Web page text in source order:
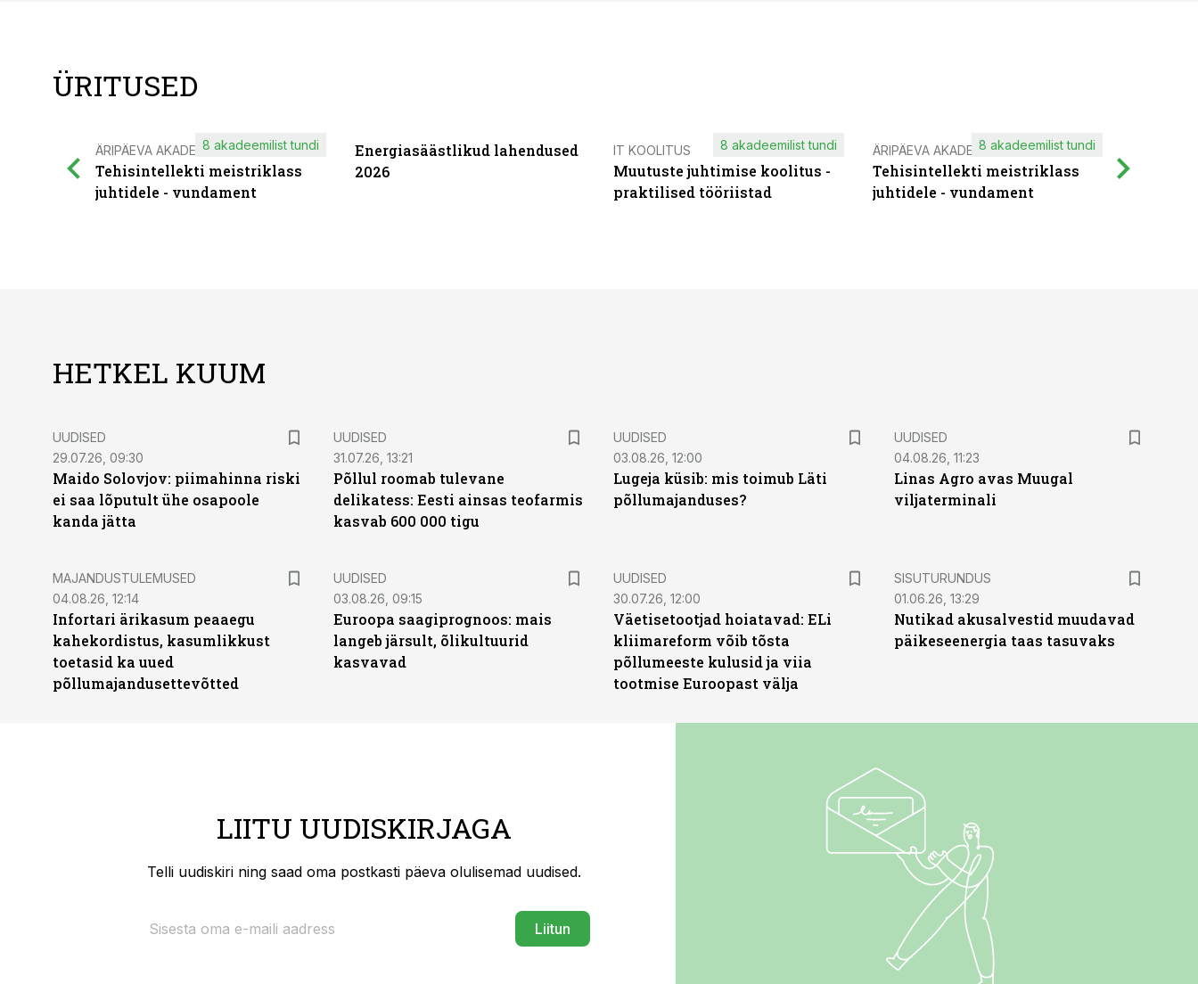
ÜRITUSED
ÄRIPÄEVA AKADEEMIA
Tehisintellekti meistriklass
juhtidele - vundament
8 akadeemilist tundi
Energiasäästlikud lahendused
2026
IT KOOLITUS
Muutuste juhtimise koolitus -
praktilised tööriistad
8 akadeemilist tundi ÄRIPÄEVA AKADEEMIA
Tehisintellekti meistriklass
juhtidele - vundament
8 akadeemilist tundi
HETKEL KUUM
UUDISED
29.07.26, 09:30
Maido Solovjov: piimahinna riski
ei saa lõputult ühe osapoole
kanda jätta
UUDISED
31.07.26, 13:21
Põllul roomab tulevane
delikatess: Eesti ainsas teofarmis
kasvab 600 000 tigu
UUDISED
03.08.26, 12:00
Lugeja küsib: mis toimub Läti
põllumajanduses?
UUDISED
04.08.26, 11:23
Linas Agro avas Muugal
viljaterminali
MAJANDUSTULEMUSED
04.08.26, 12:14
Infortari ärikasum peaaegu
kahekordistus, kasumlikkust
toetasid ka uued
põllumajandusettevõtted
UUDISED
03.08.26, 09:15
Euroopa saagiprognoos: mais
langeb järsult, õlikultuurid
kasvavad
UUDISED
30.07.26, 12:00
Väetisetootjad hoiatavad: ELi
kliimareform võib tõsta
põllumeeste kulusid ja viia
tootmise Euroopast välja
ST
SISUTURUNDUS
01.06.26, 13:29
Nutikad akusalvestid muudavad
päikeseenergia taas tasuvaks
LIITU UUDISKIRJAGA
Telli uudiskiri ning saad oma postkasti päeva olulisemad uudised.
Liitun